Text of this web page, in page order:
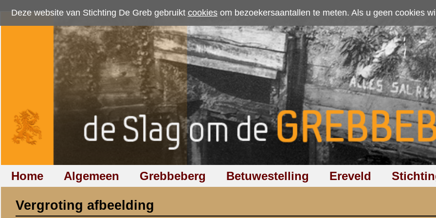
Deze website van Stichting De Greb gebruikt cookies om bezoekersaantallen te meten. Als u geen cookies wilt toestaan kunt u hier klikken Accepteer cookies
Home Grebbeberg Betuwestelling Ereveld Stichting Discussiegroep Zoeken
Vergroting afbeelding